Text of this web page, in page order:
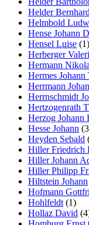
Helder Bernhard
Helmbold
Hense Johann
Hensel Luise (1)
Herberger
Hermann
Hermes Johann
Herrmann
Herrnschmidt
Hertzogenrath
Herzog Johann
Hesse Johann
Heyden Sebald
Hiller Friedrich
Hiller Johann
Hiller Philipp
Hiltstein Johann
Hofmann
Hohlfeldt (1)
Hollaz David